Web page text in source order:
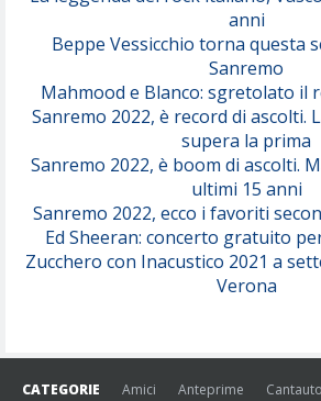
anni
Beppe Vessicchio torna questa
Sanremo
Mahmood e Blanco: sgretolato il
Sanremo 2022, è record di ascolti.
supera la prima
Sanremo 2022, è boom di ascolti.
ultimi 15 anni
Sanremo 2022, ecco i favoriti
Ed Sheeran: concerto gratuito
Zucchero con Inacustico 2021 a
Verona
CATEGORIE Amici Anteprime